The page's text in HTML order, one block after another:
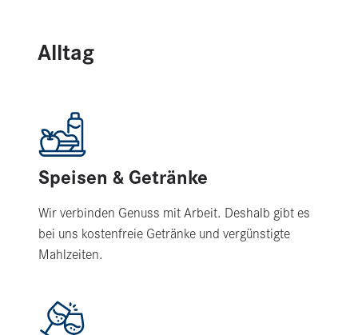
Alltag
Speisen & Getränke
Wir verbinden Genuss mit Arbeit. Deshalb gibt es
bei uns kostenfreie Getränke und vergünstigte
Mahlzeiten.